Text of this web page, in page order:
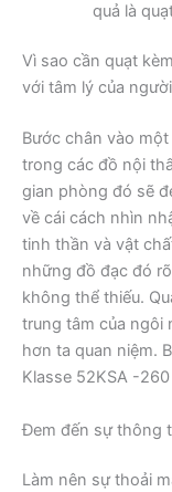
quả là
Vì sao cần quạt
với tâm lý của
Bước chân vào
trong các đồ nội
gian phòng đó sẽ
về cái cách nhìn
tinh thần và vật
những đồ đạc đó
không thể thiếu.
trung tâm của ngôi
hơn ta quan niệm.
Klasse 52KSA -
Đem đến sự thông
Làm nên sự thoải